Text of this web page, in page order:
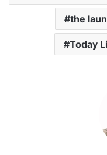
p
k
the
Today